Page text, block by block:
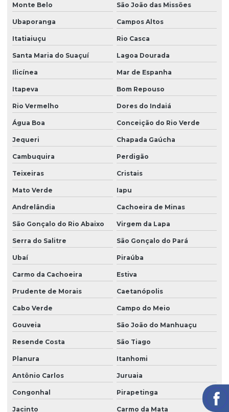
Monte Belo São João das Missões
Ubaporanga Campos Altos
Itatiaiuçu Rio Casca
Santa Maria do Suaçuí Lagoa Dourada
Ilicínea Mar de Espanha
Itapeva Bom Repouso
Rio Vermelho Dores do Indaiá
Água Boa Conceição do Rio Verde
Jequeri Chapada Gaúcha
Cambuquira Perdigão
Teixeiras Cristais
Mato Verde Iapu
Andrelândia Cachoeira de Minas
São Gonçalo do Rio Abaixo Virgem da Lapa
Serra do Salitre São Gonçalo do Pará
Ubaí Piraúba
Carmo da Cachoeira Estiva
Prudente de Morais Caetanópolis
Cabo Verde Campo do Meio
Gouveia São João do Manhuaçu
Resende Costa São Tiago
Planura Itanhomi
Antônio Carlos Juruaia
Congonhal Pirapetinga
Jacinto Carmo da Mata